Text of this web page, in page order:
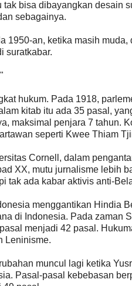
tak bisa dibayangkan desain
sebagainya.
1950-an, ketika masih
suratkabar.
hukum. Pada 1918,
kitab itu ada 35 pasal,
maksimal penjara 7 tahun.
seperti Kwee Thiam
Cornell, dalam
XX, mutu jurnalisme lebih
tak ada kabar aktivis anti-
menggantikan Hindia
di Indonesia. Pada zaman
menjadi 42 pasal.
Leninisme.
muncul lagi ketika
Pasal-pasal kebebasan